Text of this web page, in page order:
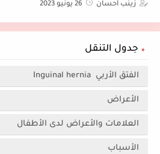
زينب أحسان 26 يونيو 2023
جدول التنقل
الفتق الأربي Inguinal hernia
الأعراض
العلامات والأعراض لدى الأطفال
الأسباب